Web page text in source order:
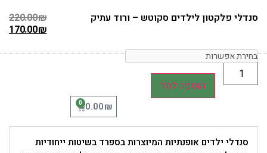
סנדלי פלקטון לילדים סקוטש – ורוד עתיק 220.00₪
170.00₪
הוספה לסל
0.00₪
0
סנדלי ילדים אופנתיות המיוצרות בספרד בשיטות ייחודיות